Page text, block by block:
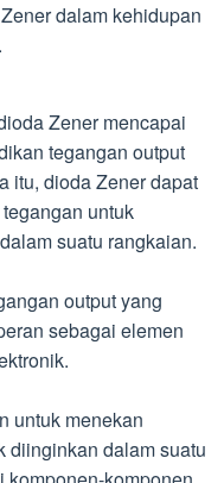
dalam kehidupan
Zener mencapai
tegangan output
itu, dioda Zener dapat
untuk
suatu rangkaian.
output yang
sebagai elemen
untuk menekan
diinginkan dalam suatu